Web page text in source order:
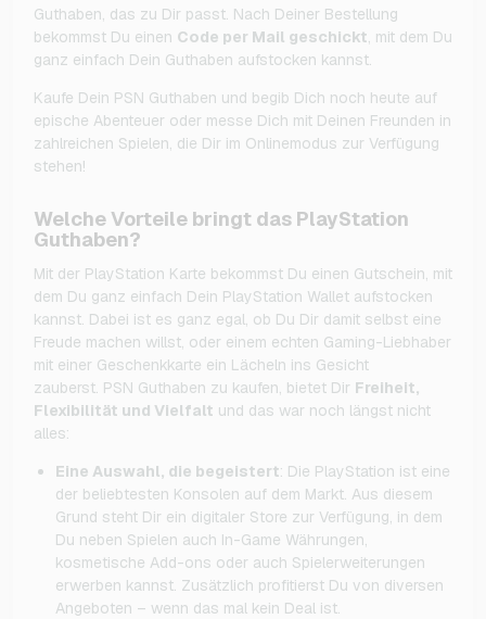
Guthaben, das zu Dir passt. Nach Deiner Bestellung
bekommst Du einen Code per Mail geschickt, mit dem Du
ganz einfach Dein Guthaben aufstocken kannst.
Kaufe Dein PSN Guthaben und begib Dich noch heute auf
epische Abenteuer oder messe Dich mit Deinen Freunden in
zahlreichen Spielen, die Dir im Onlinemodus zur Verfügung
stehen!
Welche Vorteile bringt das PlayStation
Guthaben?
Mit der PlayStation Karte bekommst Du einen Gutschein, mit
dem Du ganz einfach Dein PlayStation Wallet aufstocken
kannst. Dabei ist es ganz egal, ob Du Dir damit selbst eine
Freude machen willst, oder einem echten Gaming-Liebhaber
mit einer Geschenkkarte ein Lächeln ins Gesicht
zauberst. PSN Guthaben zu kaufen, bietet Dir Freiheit,
Flexibilität und Vielfalt und das war noch längst nicht
alles:
Eine Auswahl, die begeistert: Die PlayStation ist eine
der beliebtesten Konsolen auf dem Markt. Aus diesem
Grund steht Dir ein digitaler Store zur Verfügung, in dem
Du neben Spielen auch In-Game Währungen,
kosmetische Add-ons oder auch Spielerweiterungen
erwerben kannst. Zusätzlich profitierst Du von diversen
Angeboten – wenn das mal kein Deal ist.